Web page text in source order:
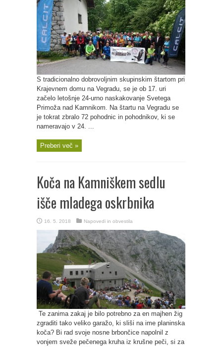
S tradicionalno dobrovoljnim skupinskim štartom pri
Krajevnem domu na Vegradu, se je ob 17. uri
začelo letošnje 24-urno naskakovanje Svetega
Primoža nad Kamnikom. Na štartu na Vegradu se
je tokrat zbralo 72 pohodnic in pohodnikov, ki se
nameravajo v 24. ...
Preberi več »
Koča na Kamniškem sedlu
išče mladega oskrbnika
16. 5. 2018 Napovedi in obvestila
Te zanima zakaj je bilo potrebno za en majhen žig
zgraditi tako veliko garažo, ki sliši na ime planinska
koča? Bi rad svoje nosne brbončice napolnil z
vonjem sveže pečenega kruha iz krušne peči, si za